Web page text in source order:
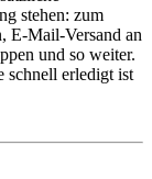
stehen: zum
E-Mail-Versand an
und so weiter.
schnell erledigt ist